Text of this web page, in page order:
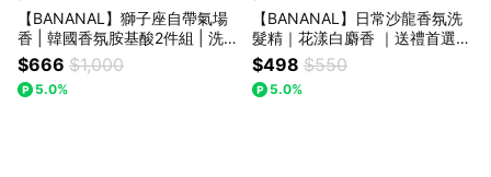
【BANANAL】獅子座自帶氣場
香 | 韓國香氛胺基酸2件組 | 洗髮
精+潤髮乳_快速出貨 | 生日快樂
$666 $1,000
5.0%
【BANANAL】日常沙龍香氛洗
髮精｜花漾白麝香 ｜送禮首選_
快速出貨
$498 $550
5.0%